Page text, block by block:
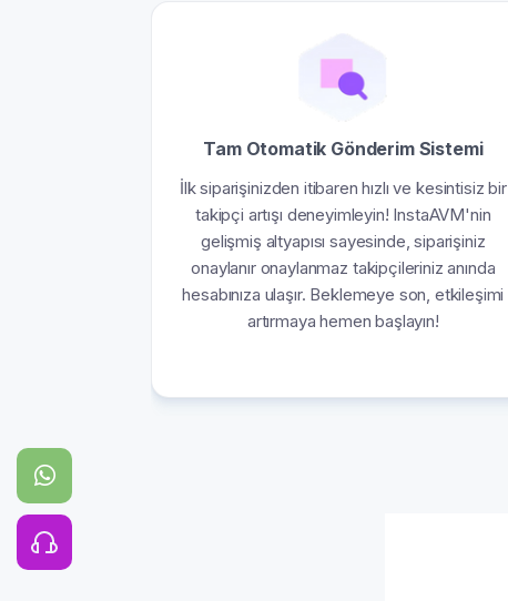
Tam Otomatik Gönderim Sistemi
İlk siparişinizden itibaren hızlı ve kesintisiz bir
takipçi artışı deneyimleyin! InstaAVM'nin
gelişmiş altyapısı sayesinde, siparişiniz
onaylanır onaylanmaz takipçileriniz anında
hesabınıza ulaşır. Beklemeye son, etkileşimi
artırmaya hemen başlayın!